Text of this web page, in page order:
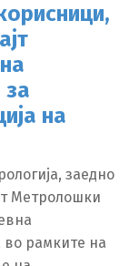
за
на
заедно
Метролошки
во рамките на